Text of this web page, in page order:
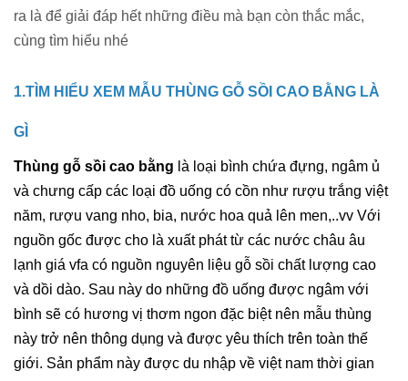
ra là để giải đáp hết những điều mà bạn còn thắc mắc,
cùng tìm hiểu nhé
1.TÌM HIỂU XEM MẪU THÙNG GỖ SỒI CAO BẰNG LÀ
GÌ
Thùng gỗ sồi cao bằng là loại bình chứa đựng, ngâm ủ
và chưng cấp các loại đồ uống có cồn như rượu trắng việt
năm, rượu vang nho, bia, nước hoa quả lên men,..vv Với
nguồn gốc được cho là xuất phát từ các nước châu âu
lạnh giá vfa có nguồn nguyên liệu gỗ sồi chất lượng cao
và dồi dào. Sau này do những đồ uống được ngâm với
bình sẽ có hương vị thơm ngon đặc biệt nên mẫu thùng
này trở nên thông dụng và được yêu thích trên toàn thế
giới. Sản phẩm này được du nhập về việt nam thời gian